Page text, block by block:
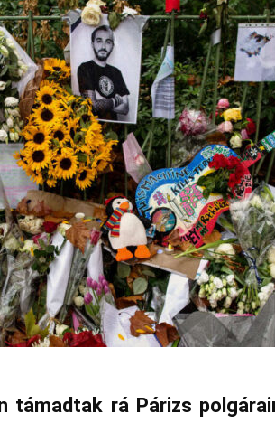
támadtak rá Párizs